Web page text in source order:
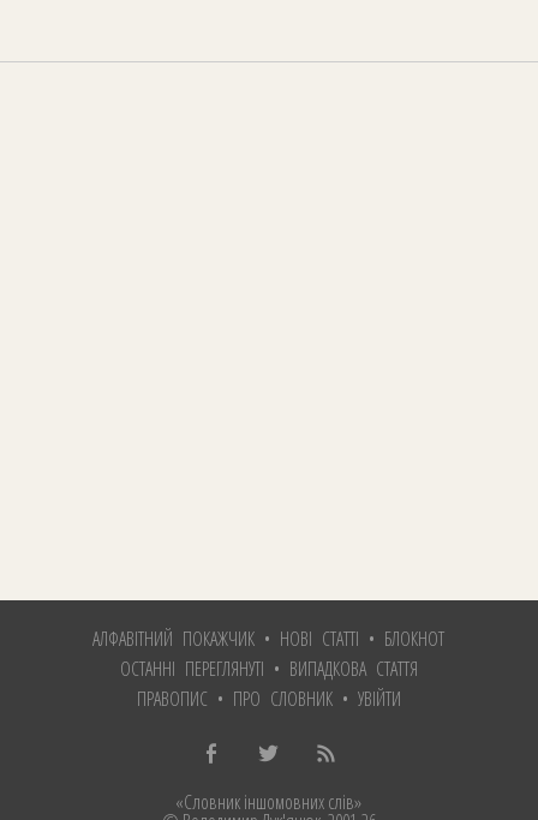
АЛФАВІТНИЙ ПОКАЖЧИК • НОВІ СТАТТІ • БЛОКНОТ
ОСТАННІ ПЕРЕГЛЯНУТІ • ВИПАДКОВА СТАТТЯ
ПРАВОПИС• ПРО СЛОВНИК• УВІЙТИ
«Словник іншомовних слів»